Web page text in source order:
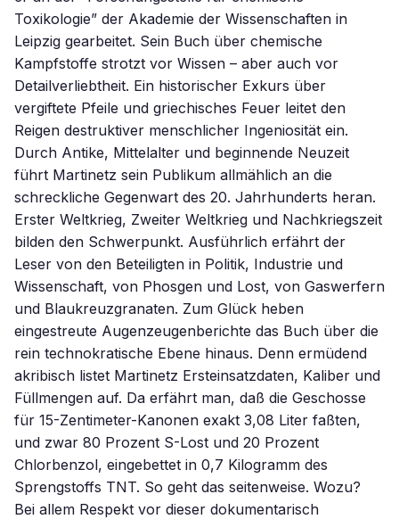
Toxikologie” der Akademie der Wissenschaften in
Leipzig gearbeitet. Sein Buch über chemische
Kampfstoffe strotzt vor Wissen – aber auch vor
Detailverliebtheit. Ein historischer Exkurs über
vergiftete Pfeile und griechisches Feuer leitet den
Reigen destruktiver menschlicher Ingeniosität ein.
Durch Antike, Mittelalter und beginnende Neuzeit
führt Martinetz sein Publikum allmählich an die
schreckliche Gegenwart des 20. Jahrhunderts heran.
Erster Weltkrieg, Zweiter Weltkrieg und Nachkriegszeit
bilden den Schwerpunkt. Ausführlich erfährt der
Leser von den Beteiligten in Politik, Industrie und
Wissenschaft, von Phosgen und Lost, von Gaswerfern
und Blaukreuzgranaten. Zum Glück heben
eingestreute Augenzeugenberichte das Buch über die
rein technokratische Ebene hinaus. Denn ermüdend
akribisch listet Martinetz Ersteinsatzdaten, Kaliber und
Füllmengen auf. Da erfährt man, daß die Geschosse
für 15-Zentimeter-Kanonen exakt 3,08 Liter faßten,
und zwar 80 Prozent S-Lost und 20 Prozent
Chlorbenzol, eingebettet in 0,7 Kilogramm des
Sprengstoffs TNT. So geht das seitenweise. Wozu?
Bei allem Respekt vor dieser dokumentarisch